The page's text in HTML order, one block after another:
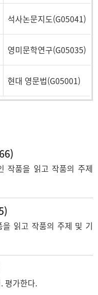
석사논문지도(G05041)
영미문학연구(G05035)
현대 영문법(G05001)
작품을 읽고 작품의 주제
읽고 작품의 주제 및 기
평가한다.